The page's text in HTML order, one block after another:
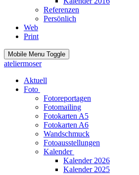
Referenzen
Persönlich
Web
Print
Mobile Menu Toggle
ateliermoser
Aktuell
Foto
Fotoreportagen
Fotomailing
Fotokarten A5
Fotokarten A6
Wandschmuck
Fotoausstellungen
Kalender
Kalender 2026
Kalender 2025